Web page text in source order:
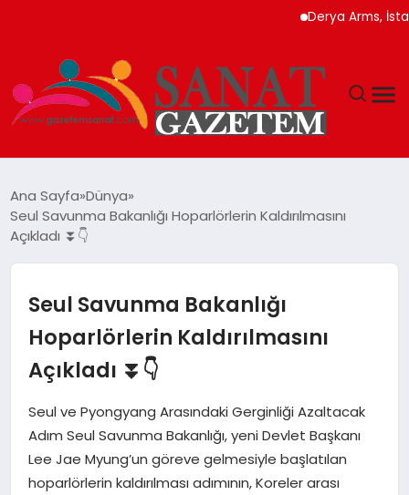
Derya Arms,
TEKNOLOJI
YAŞAM
EKONOMI
SAĞLIK
Ana Sayfa Dünya
Seul Savunma Bakanlığı Hoparlörlerin Kaldırılmasını
Açıkladı ⏬👇
Seul Savunma Bakanlığı
Hoparlörlerin Kaldırılmasını
Açıkladı ⏬👇
Seul ve Pyongyang Arasındaki Gerginliği Azaltacak
Adım Seul Savunma Bakanlığı, yeni Devlet Başkanı
Lee Jae Myung’un göreve gelmesiyle başlatılan
hoparlörlerin kaldırılması adımının, Koreler arası